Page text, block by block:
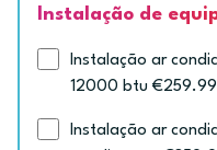
Instalação de
Instalação ar
12000 btu €259.99
Instalação ar